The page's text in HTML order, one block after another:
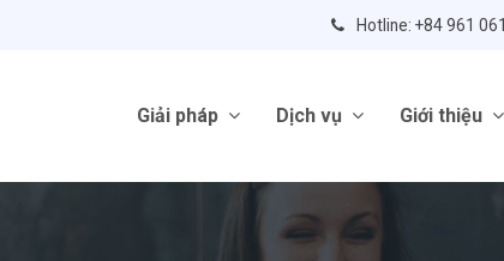
Hotline: +84 961
Giải pháp Dịch vụ Giới thiệu